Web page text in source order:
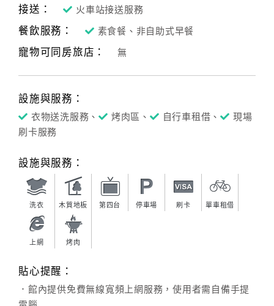
接送：
火車站接送服務
餐飲服務： 素食餐、非自助式早餐
寵物可同房旅店： 無
設施與服務：
衣物送洗服務、 烤肉區、 自行車租借、
現場
刷卡服務
設施與服務：
洗衣 木質地板 第四台 停車場 刷卡 單車租借
上網 烤肉
貼心提醒：
．館內提供免費無線寬頻上網服務，使用者需自備手提